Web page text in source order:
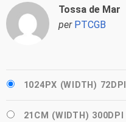
Tossa de Mar
per PTCGB
1024PX (WIDTH) 72DPI
21CM (WIDTH) 300DPI